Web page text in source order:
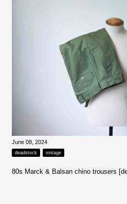
June 08, 2024
deadstock vintage
80s Marck & Balsan chino trousers